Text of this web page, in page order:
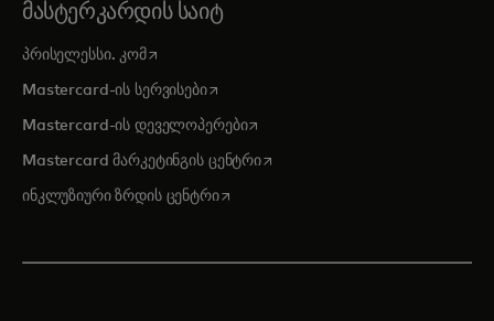
ᲛᲐᲡᲢᲔᲠᲙᲐᲠᲓᲘᲡ ᲡᲐᲘᲢ
პრისელესსი. კომopens in a new tab
Mastercard-ის სერვისებიopens in a new tab
Mastercard-ის დეველოპერებიopens in a new tab
Mastercard მარკეტინგის ცენტრიopens in a new tab
ინკლუზიური ზრდის ცენტრიopens in a new tab